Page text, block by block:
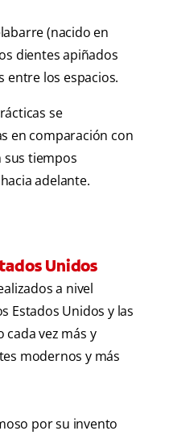
(nacido en
dientes apiñados
entre los espacios.
se
en comparación con
sus tiempos
adelante.
Unidos
a nivel
Estados Unidos y las
vez más y
modernos y más
por su invento